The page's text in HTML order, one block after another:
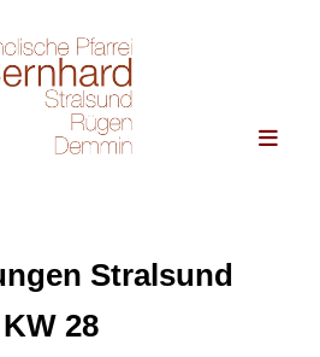
Stralsund
KW 28